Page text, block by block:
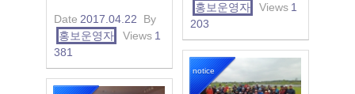
홍보운영자
Views 1
203
Date 2017.04.22
By
홍보운영자
Views 1
381
notice